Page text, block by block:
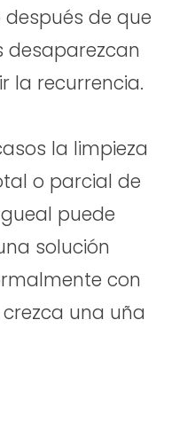
de que
desaparezcan
la recurrencia.
la limpieza
o parcial de
puede
solución
con
una uña